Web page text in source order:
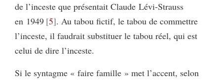
de l’inceste que présentait Claude Lévi-Strauss
en 1949 5 . Au tabou fictif, le tabou de commettre
l’inceste, il faudrait substituer le tabou réel, qui est
celui de dire l’inceste.
Si le syntagme « faire famille » met l’accent, selon